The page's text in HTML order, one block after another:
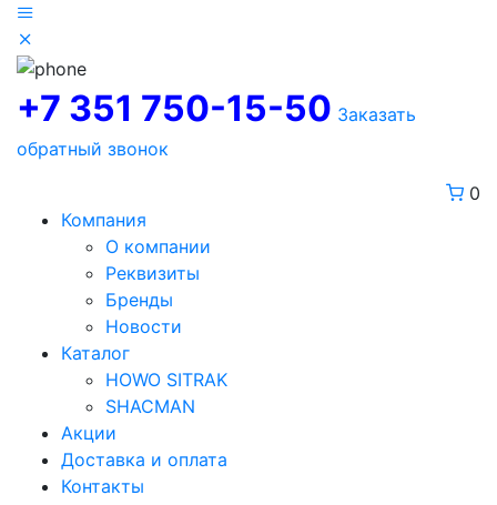
+7 351 750-15-50 Заказать
обратный звонок
0
Компания
О компании
Реквизиты
Бренды
Новости
Каталог
HOWO SITRAK
SHACMAN
Акции
Доставка и оплата
Контакты